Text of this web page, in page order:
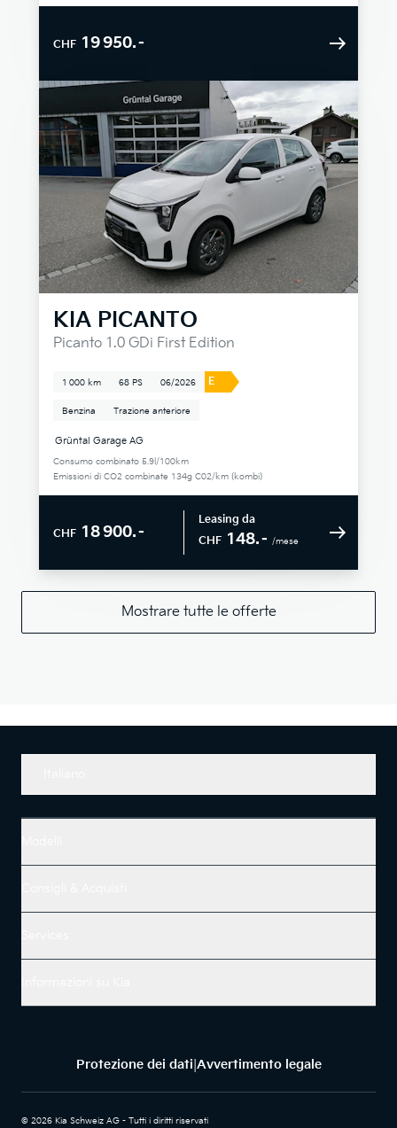
CHF 19 950.–
KIA PICANTO
Picanto 1.0 GDi First Edition
1 000 km 68 PS 06/2026 E
Benzina Trazione anteriore
Grüntal Garage AG
Consumo combinato 5.9l/100km
Emissioni di CO2 combinate 134g C02/km (kombi)
CHF 18 900.–
Leasing da
CHF 148.– /mese
Mostrare tutte le offerte
Protezione dei dati Avvertimento legale
© 2026 Kia Schweiz AG - Tutti i diritti riservati